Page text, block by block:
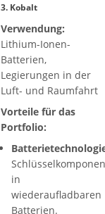
3. Kobalt
Verwendung:
Lithium-Ionen-
Batterien,
Legierungen in der
Luft- und Raumfahrt
Vorteile für das
Portfolio:
in
wiederaufladbaren
Batterien.